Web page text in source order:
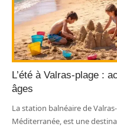
L’été à Valras-plage :
âges
La station balnéaire de
Méditerranée, est une